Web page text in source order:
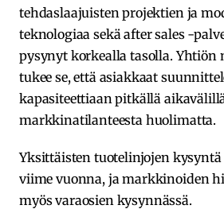
tehdaslaajuisten projektien ja
teknologiaa sekä after sales -
pysynyt korkealla tasolla. Yhtiön
tukee se, että asiakkaat
kapasiteettiaan pitkällä
markkinatilanteesta huolimatta.
Yksittäisten tuotelinjojen
viime vuonna, ja markkinoiden
myös varaosien kysynnässä.